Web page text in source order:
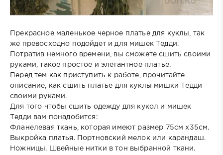
Прекрасное маленькое черное платье для куклы, так
же превосходно подойдет и для мишек Тедди.
Потратив немного времени, вы сможете сшить своими
руками, такое простое и элегантное платье.
Перед тем как приступить к работе, прочитайте
описание, как сшить платье для куклы мишки Тедди
своими руками.
Для того чтобы сшить одежду для кукол и мишек
Тедди вам понадобится:
Фланелевая ткань, которая имеют размер 75см х35см.
Выкройка платья. Портновский мелок или карандаш.
Ножницы. Швейные нитки в тон выбранной ткани.